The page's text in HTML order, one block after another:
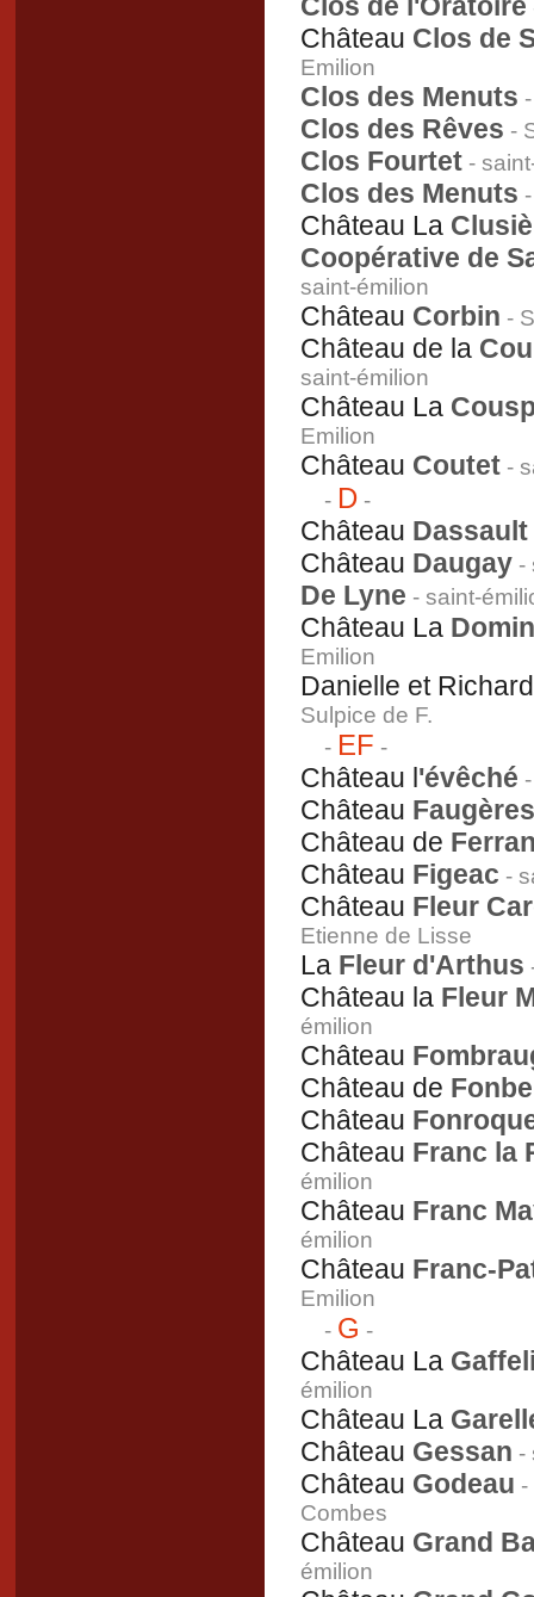
Château Clos de
Emilion
Clos des Menuts
Clos des Rêves -
Clos Fourtet -
Clos des Menuts
Château La
Coopérative de
saint-émilion
Château Corbin -
Château de la
saint-émilion
Château La
Emilion
Château Coutet -
- D -
Château Dassault
Château Daugay -
De Lyne - saint-
Château La
Emilion
Danielle et
Sulpice de F.
- EF -
Château l'évêché
Château Faugères
Château de
Château Figeac -
Château Fleur
Etienne de Lisse
La Fleur d'Arthus
Château la Fleur
émilion
Château
Château de
Château
Château Franc la
émilion
Château Franc
émilion
Château Franc-
Emilion
- G -
Château La
émilion
Château La
Château Gessan -
Château Godeau -
Combes
Château Grand
émilion